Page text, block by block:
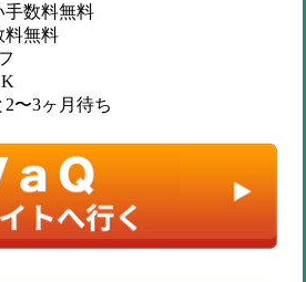
手数料無料
料無料
〜3ヶ月待ち